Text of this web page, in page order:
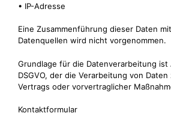
• IP-Adresse
Eine Zusammenführung dieser Daten
Datenquellen wird nicht vorgenommen.
Grundlage für die Datenverarbeitung
DSGVO, der die Verarbeitung von
Vertrags oder vorvertraglicher
Kontaktformular